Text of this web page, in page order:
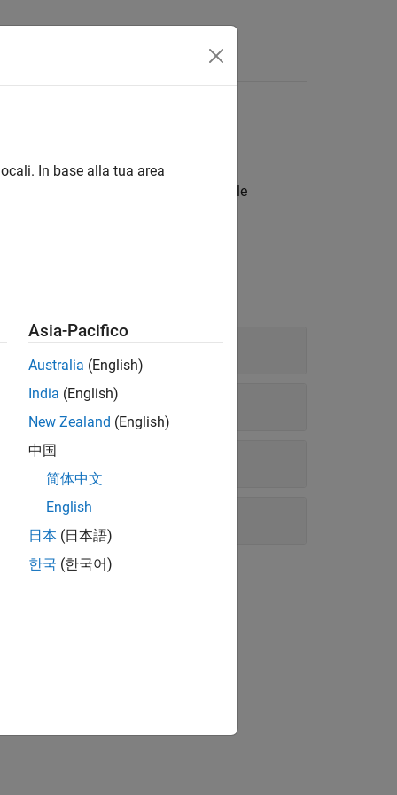
gestire i file e le cartelle e aprire i file
In base alla tua area
Asia-Pacifico
Australia (English)
India (English)
New Zealand (English)
中国
简体中文
English
日本 (日本語)
한국 (한국어)